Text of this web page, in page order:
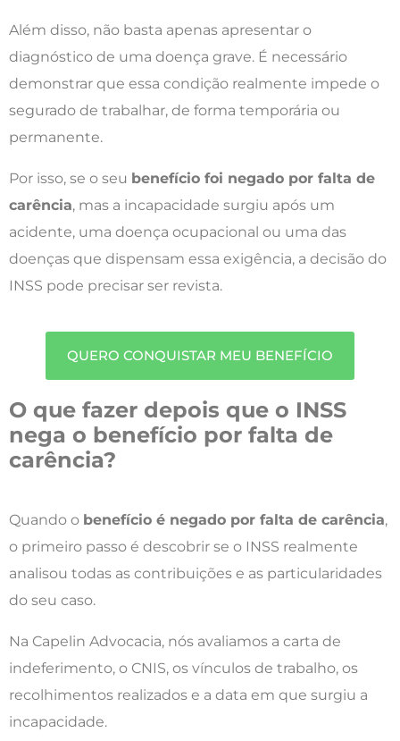
Além disso, não basta apenas apresentar o
diagnóstico de uma doença grave. É necessário
demonstrar que essa condição realmente impede o
segurado de trabalhar, de forma temporária ou
permanente.
Por isso, se o seu benefício foi negado por falta de
carência, mas a incapacidade surgiu após um
acidente, uma doença ocupacional ou uma das
doenças que dispensam essa exigência, a decisão do
INSS pode precisar ser revista.
QUERO CONQUISTAR MEU BENEFÍCIO
O que fazer depois que o INSS
nega o benefício por falta de
carência?
Quando o benefício é negado por falta de carência,
o primeiro passo é descobrir se o INSS realmente
analisou todas as contribuições e as particularidades
do seu caso.
Na Capelin Advocacia, nós avaliamos a carta de
indeferimento, o CNIS, os vínculos de trabalho, os
recolhimentos realizados e a data em que surgiu a
incapacidade.